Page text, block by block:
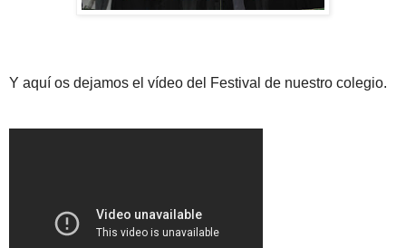
Y aquí os dejamos el vídeo del Festival de nuestro colegio.